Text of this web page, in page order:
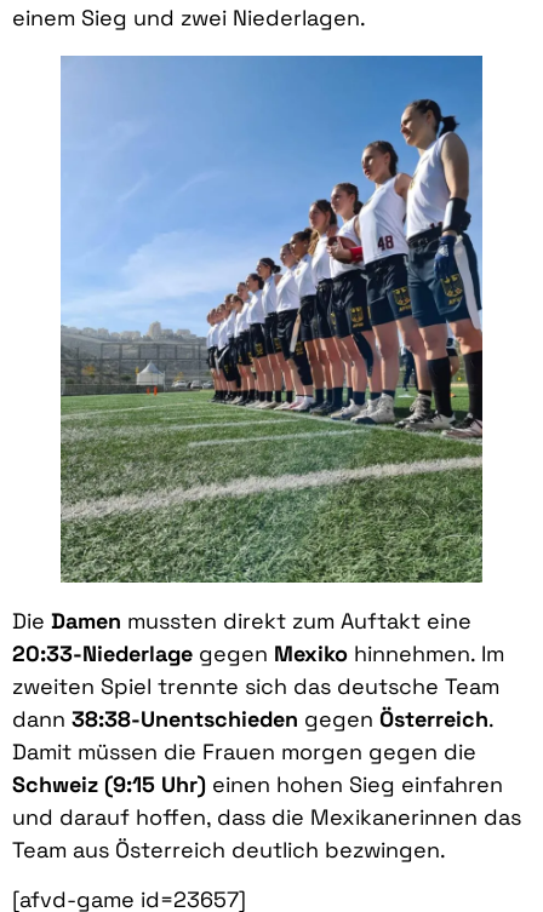
einem Sieg und zwei Niederlagen.
Die Damen mussten direkt zum Auftakt eine
20:33-Niederlage gegen Mexiko hinnehmen. Im
zweiten Spiel trennte sich das deutsche Team
dann 38:38-Unentschieden gegen Österreich.
Damit müssen die Frauen morgen gegen die
Schweiz (9:15 Uhr) einen hohen Sieg einfahren
und darauf hoffen, dass die Mexikanerinnen das
Team aus Österreich deutlich bezwingen.
[afvd-game id=23657]